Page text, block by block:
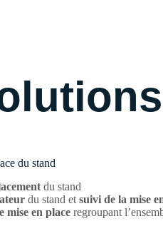
du stand
du stand
du stand etsuivi de la mise
mise en place regroupant